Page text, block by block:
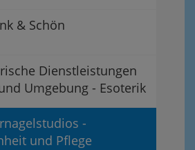
& Schön
Dienstleistungen
Umgebung - Esoterik
-
und Pflege